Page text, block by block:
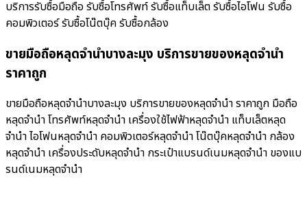
บริการรับซื้อมือถือ รับซื้อโทรศัพท์ รับซื้อแท็บเล็ต รับซื้อไอโฟน รับซื้อ
คอมพิวเตอร์ รับซื้อโน๊ตบุ๊ค รับซื้อกล้อง
ขายมือถือหลุดจำนำบางละมุง บริการขายของหลุดจำนำ
ราคาถูก
ขายมือถือหลุดจำนำบางละมุง บริการขายของหลุดจำนำ ราคาถูก มือถือ
หลุดจำนำ โทรศัพท์หลุดจำนำ เครื่องใช้ไฟฟ้าหลุดจำนำ แท็บเล็ตหลุด
จำนำ ไอโฟนหลุดจำนำ คอมพิวเตอร์หลุดจำนำ โน๊ตบุ๊คหลุดจำนำ กล้อง
หลุดจำนำ เครื่องประดับหลุดจำนำ กระเป๋าแบรนด์เนมหลุดจำนำ ของแบ
รนด์เนมหลุดจำนำ